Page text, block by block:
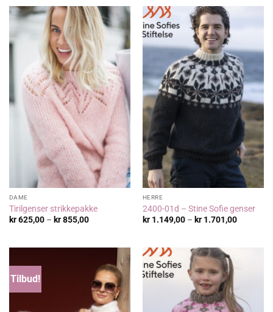
DAME
Tirilgenser strikkepakke
kr625,00 – kr855,00Prisområde:
HERRE
2400-01d – Stine Sofie genser
kr1.149,00 – kr1.701,00
Tilbud!